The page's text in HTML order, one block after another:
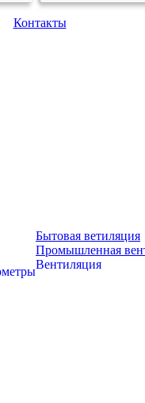
Контакты
Бытовая ветиляция
Промышленная
Вентиляция